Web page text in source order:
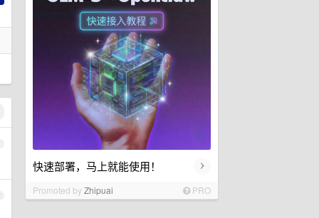
快速部署，马上就能使用！ ›
Promoted byZhipuai PRO